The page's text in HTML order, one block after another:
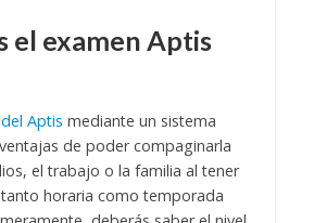
el examen Aptis
Aptis mediante un sistema
de poder compaginarla
el trabajo o la familia al tener
horaria como temporada